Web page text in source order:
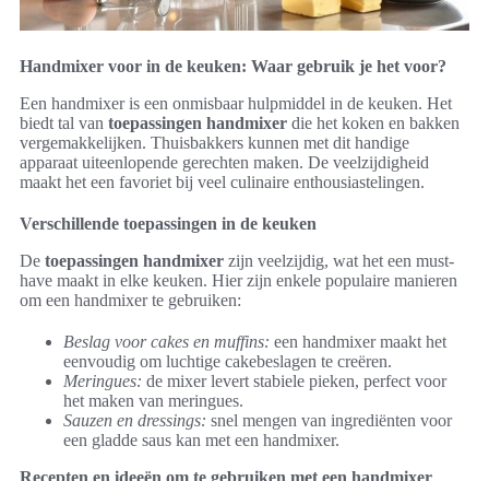
Handmixer voor in de keuken: Waar gebruik je het voor?
Een handmixer is een onmisbaar hulpmiddel in de keuken. Het
biedt tal van toepassingen handmixer die het koken en bakken
vergemakkelijken. Thuisbakkers kunnen met dit handige
apparaat uiteenlopende gerechten maken. De veelzijdigheid
maakt het een favoriet bij veel culinaire enthousiastelingen.
Verschillende toepassingen in de keuken
De toepassingen handmixer zijn veelzijdig, wat het een must-
have maakt in elke keuken. Hier zijn enkele populaire manieren
om een handmixer te gebruiken:
Beslag voor cakes en muffins: een handmixer maakt het
eenvoudig om luchtige cakebeslagen te creëren.
Meringues: de mixer levert stabiele pieken, perfect voor
het maken van meringues.
Sauzen en dressings: snel mengen van ingrediënten voor
een gladde saus kan met een handmixer.
Recepten en ideeën om te gebruiken met een handmixer